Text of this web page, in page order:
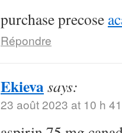
purchase precose
Répondre
Ekievasays:
23 août 2023 at 10 h